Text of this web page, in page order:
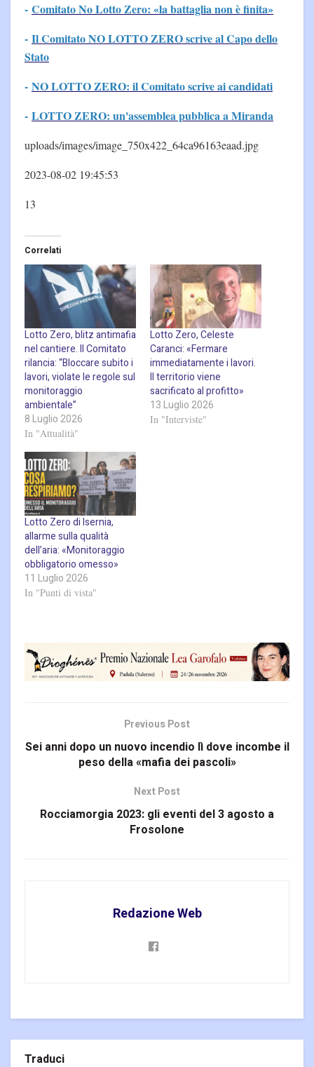
- Comitato No Lotto Zero: «la battaglia non è finita»
- Il Comitato NO LOTTO ZERO scrive al Capo dello
Stato
- NO LOTTO ZERO: il Comitato scrive ai candidati
- LOTTO ZERO: un'assemblea pubblica a Miranda
uploads/images/image_750x422_64ca96163eaad.jpg
2023-08-02 19:45:53
13
Correlati
Lotto Zero, blitz antimafia
nel cantiere. Il Comitato
rilancia: “Bloccare subito i
lavori, violate le regole sul
monitoraggio
ambientale”
8 Luglio 2026
In "Attualità"
Lotto Zero, Celeste
Caranci: «Fermare
immediatamente i lavori.
Il territorio viene
sacrificato al profitto»
13 Luglio 2026
In "Interviste"
Lotto Zero di Isernia,
allarme sulla qualità
dell’aria: «Monitoraggio
obbligatorio omesso»
11 Luglio 2026
In "Punti di vista"
Previous Post
Sei anni dopo un nuovo incendio lì dove incombe il
peso della «mafia dei pascoli»
Next Post
Rocciamorgia 2023: gli eventi del 3 agosto a
Frosolone
Redazione Web
Traduci